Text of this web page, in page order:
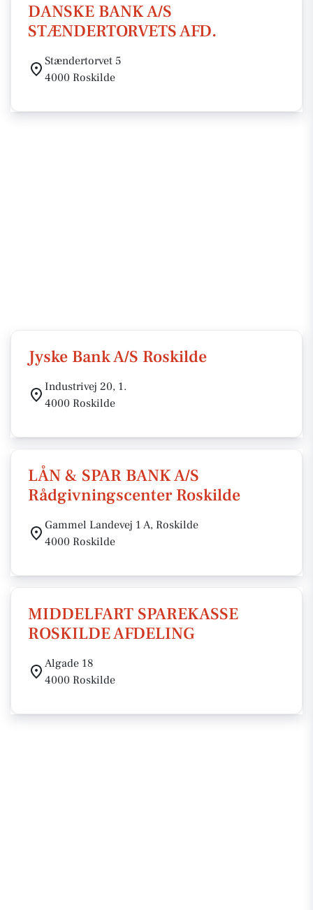
DANSKE BANK A/S
STÆNDERTORVETS AFD.
Stændertorvet 5
4000 Roskilde
Jyske Bank A/S Roskilde
Industrivej 20, 1.
4000 Roskilde
LÅN & SPAR BANK A/S
Rådgivningscenter Roskilde
Gammel Landevej 1 A, Roskilde
4000 Roskilde
MIDDELFART SPAREKASSE
ROSKILDE AFDELING
Algade 18
4000 Roskilde